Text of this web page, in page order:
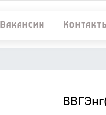
Вакансии